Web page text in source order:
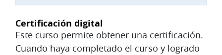
Certificación digital
Este curso permite obtener una certificación.
Cuando haya completado el curso y logrado